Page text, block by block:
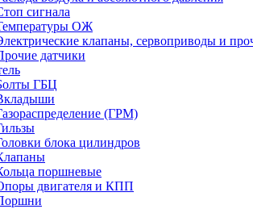
сигнала
ОЖ
клапаны, сервоприводы и
датчики
ГБЦ
(ГРМ)
блока цилиндров
поршневые
двигателя и КПП